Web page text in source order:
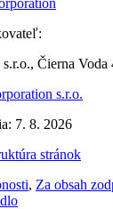
Čierna Voda
s.r.o.
7. 8. 2026
stránok
, Za obsah